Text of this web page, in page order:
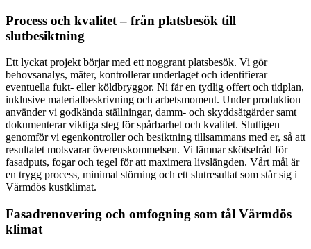
Process och kvalitet – från platsbesök till
slutbesiktning
Ett lyckat projekt börjar med ett noggrant platsbesök. Vi gör
behovsanalys, mäter, kontrollerar underlaget och identifierar
eventuella fukt- eller köldbryggor. Ni får en tydlig offert och tidplan,
inklusive materialbeskrivning och arbetsmoment. Under produktion
använder vi godkända ställningar, damm- och skyddsåtgärder samt
dokumenterar viktiga steg för spårbarhet och kvalitet. Slutligen
genomför vi egenkontroller och besiktning tillsammans med er, så att
resultatet motsvarar överenskommelsen. Vi lämnar skötselråd för
fasadputs, fogar och tegel för att maximera livslängden. Vårt mål är
en trygg process, minimal störning och ett slutresultat som står sig i
Värmdös kustklimat.
Fasadrenovering och omfogning som tål Värmdös
klimat